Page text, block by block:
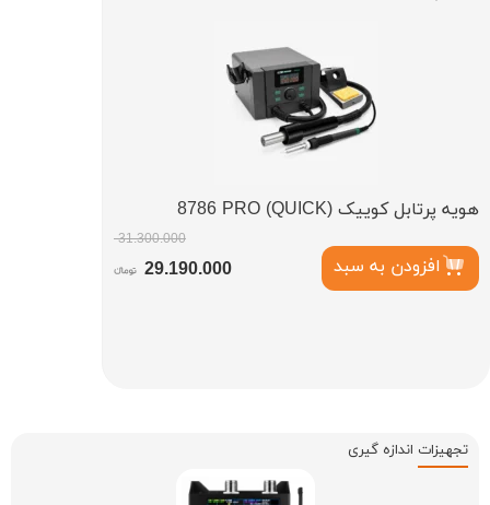
هویه پرتابل کوییک (QUICK) 8786 PRO
افزودن به سبد
31.300.000
29.190.000
تجهیزات اندازه گیری